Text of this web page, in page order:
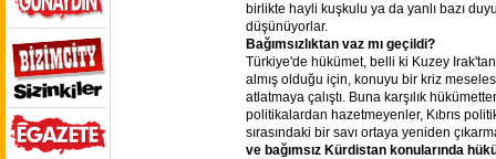
birlikte hayli kuşkulu ya da yanlı bazı
düşünüyorlar.
Bağımsızlıktan vaz mı geçildi?
Türkiye'de hükümet, belli ki Kuzey
almış olduğu için, konuyu bir kriz
atlatmaya çalıştı. Buna karşılık
politikalardan hazetmeyenler, Kıbrıs
sırasındaki bir savı ortaya yeniden
ve bağımsız Kürdistan konularında